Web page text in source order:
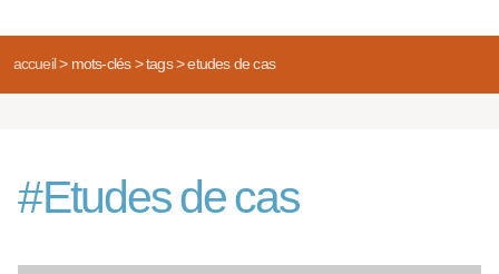
accueil> mots-clés> tags> etudes de cas
#Etudes de cas